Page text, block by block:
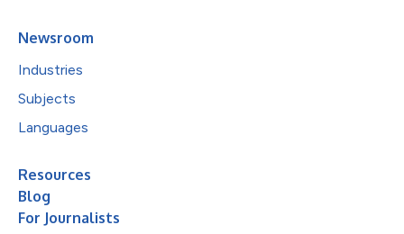
Newsroom
Industries
Subjects
Languages
Resources
Blog
For Journalists